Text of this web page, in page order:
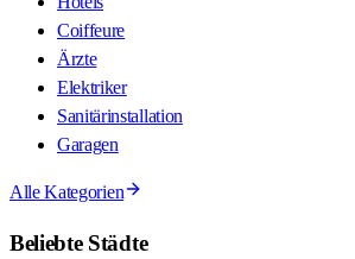
Coiffeure
Ärzte
Elektriker
Sanitärinstallation
Garagen
Alle Kategorien
Beliebte Städte